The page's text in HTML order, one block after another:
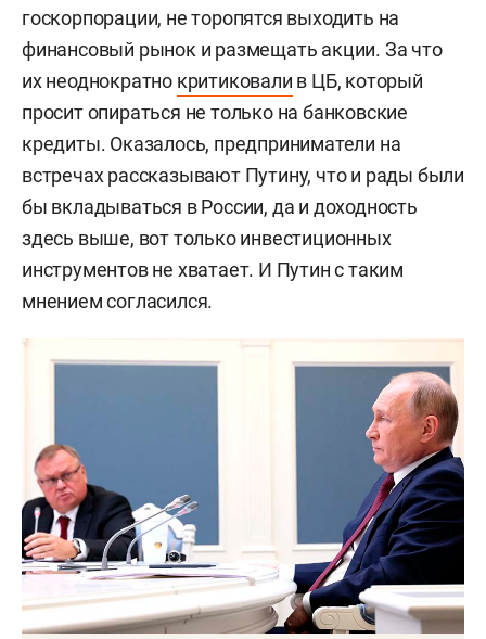
госкорпорации, не торопятся выходить на
финансовый рынок и размещать акции. За что
их неоднократно критиковали в ЦБ, который
просит опираться не только на банковские
кредиты. Оказалось, предприниматели на
встречах рассказывают Путину, что и рады были
бы вкладываться в России, да и доходность
здесь выше, вот только инвестиционных
инструментов не хватает. И Путин с таким
мнением согласился.